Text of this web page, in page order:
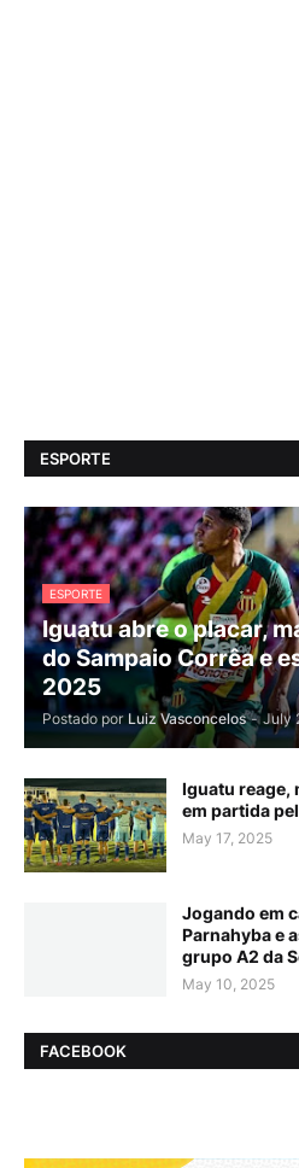
ESPORTE
ESPORTE
Iguatu abre o placar,
do Sampaio Corrêa e
2025
Postado por Luiz Vasconcelos - July
Iguatu reage,
em partida
May 17, 2025
Jogando em
Parnahyba e
grupo A2 da
May 10, 2025
FACEBOOK